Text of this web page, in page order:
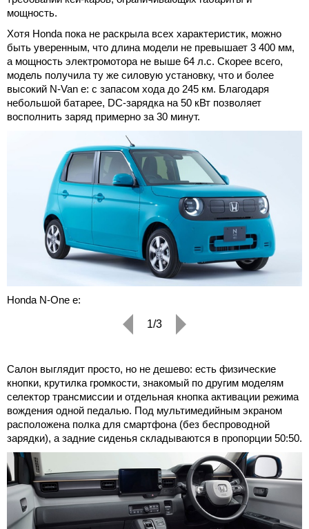
мощность.
Хотя Honda пока не раскрыла всех характеристик, можно
быть уверенным, что длина модели не превышает 3 400 мм,
а мощность электромотора не выше 64 л.с. Скорее всего,
модель получила ту же силовую установку, что и более
высокий N-Van e: с запасом хода до 245 км. Благодаря
небольшой батарее, DC-зарядка на 50 кВт позволяет
восполнить заряд примерно за 30 минут.
Honda N-One e:
1/3
Салон выглядит просто, но не дешево: есть физические
кнопки, крутилка громкости, знакомый по другим моделям
селектор трансмиссии и отдельная кнопка активации режима
вождения одной педалью. Под мультимедийным экраном
расположена полка для смартфона (без беспроводной
зарядки), а задние сиденья складываются в пропорции 50:50.